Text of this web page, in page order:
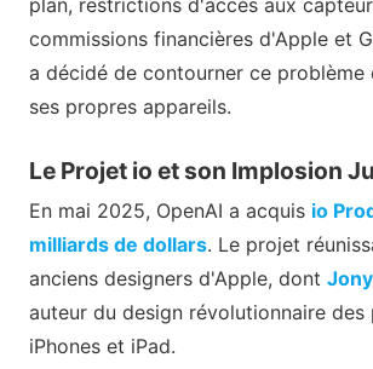
plan, restrictions d'accès aux
commissions financières d'Apple et
a décidé de contourner ce problème
ses propres appareils.
Le Projet io et son Implosion
En mai 2025, OpenAI a acquis io
milliards de dollars. Le projet
anciens designers d'Apple, dont
auteur du design révolutionnaire des
iPhones et iPad.